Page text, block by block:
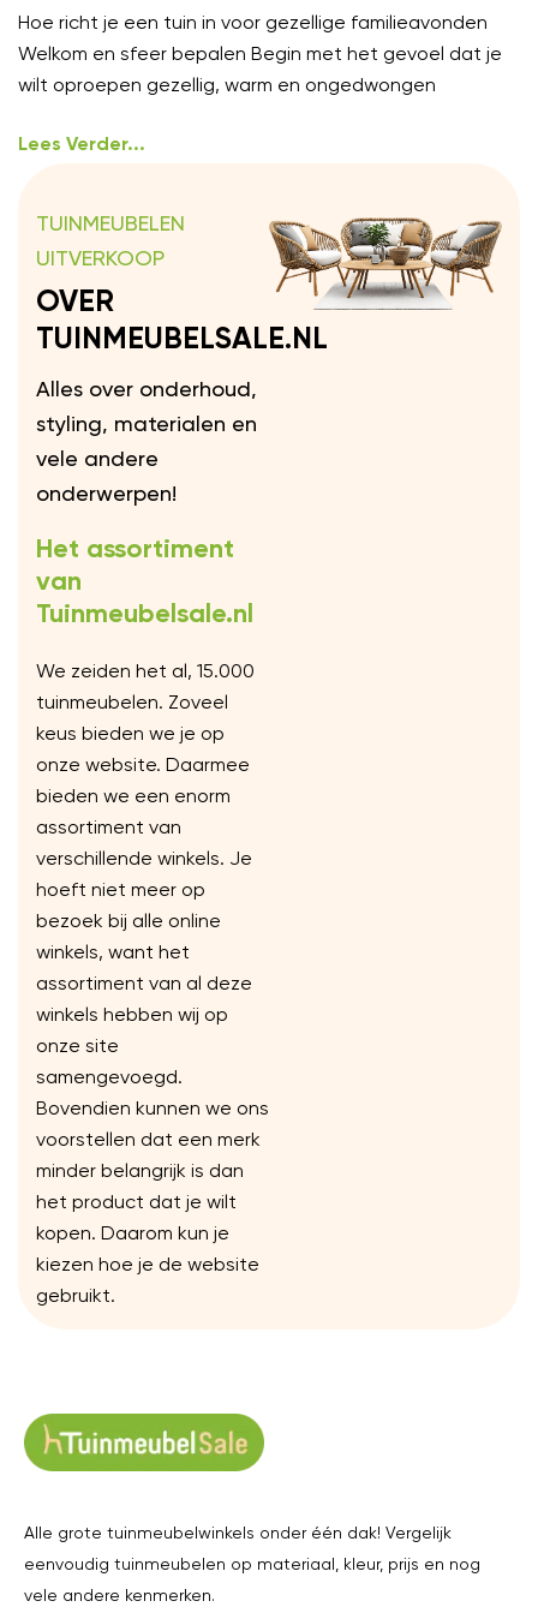
familieavonden?
Hoe richt je een tuin in voor gezellige familieavonden
Welkom en sfeer bepalen Begin met het gevoel dat je
wilt oproepen gezellig, warm en ongedwongen
Lees Verder...
TUINMEUBELEN
UITVERKOOP
OVER
TUINMEUBELSALE.NL
Alles over onderhoud,
styling, materialen en
vele andere
onderwerpen!
Het assortiment
van
Tuinmeubelsale.nl
We zeiden het al, 15.000
tuinmeubelen. Zoveel
keus bieden we je op
onze website. Daarmee
bieden we een enorm
assortiment van
verschillende winkels. Je
hoeft niet meer op
bezoek bij alle online
winkels, want het
assortiment van al deze
winkels hebben wij op
onze site
samengevoegd.
Bovendien kunnen we ons
voorstellen dat een merk
minder belangrijk is dan
het product dat je wilt
kopen. Daarom kun je
kiezen hoe je de website
gebruikt.
Alle grote tuinmeubelwinkels onder één dak! Vergelijk
eenvoudig tuinmeubelen op materiaal, kleur, prijs en nog
vele andere kenmerken.